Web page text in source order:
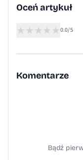
Oceń artykuł
★ ★ ★★ ★0.0/5
Komentarze
Bądź